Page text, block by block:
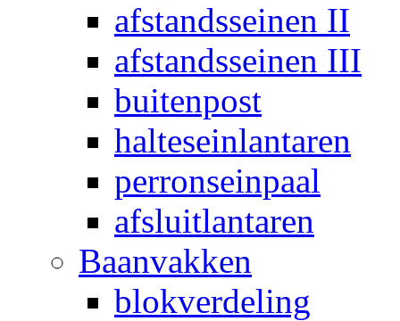
afstandsseinen II
afstandsseinen III
buitenpost
halteseinlantaren
perronseinpaal
afsluitlantaren
Baanvakken
blokverdeling